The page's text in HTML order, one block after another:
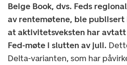
Beige Book, dvs. Feds
av rentemøtene, ble
at aktivitetsveksten har
Fed-møte i slutten av juli.
Delta-varianten, som har